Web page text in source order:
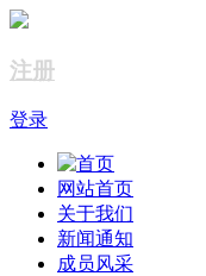
注册
登录
网站首页
关于我们
新闻通知
成员风采